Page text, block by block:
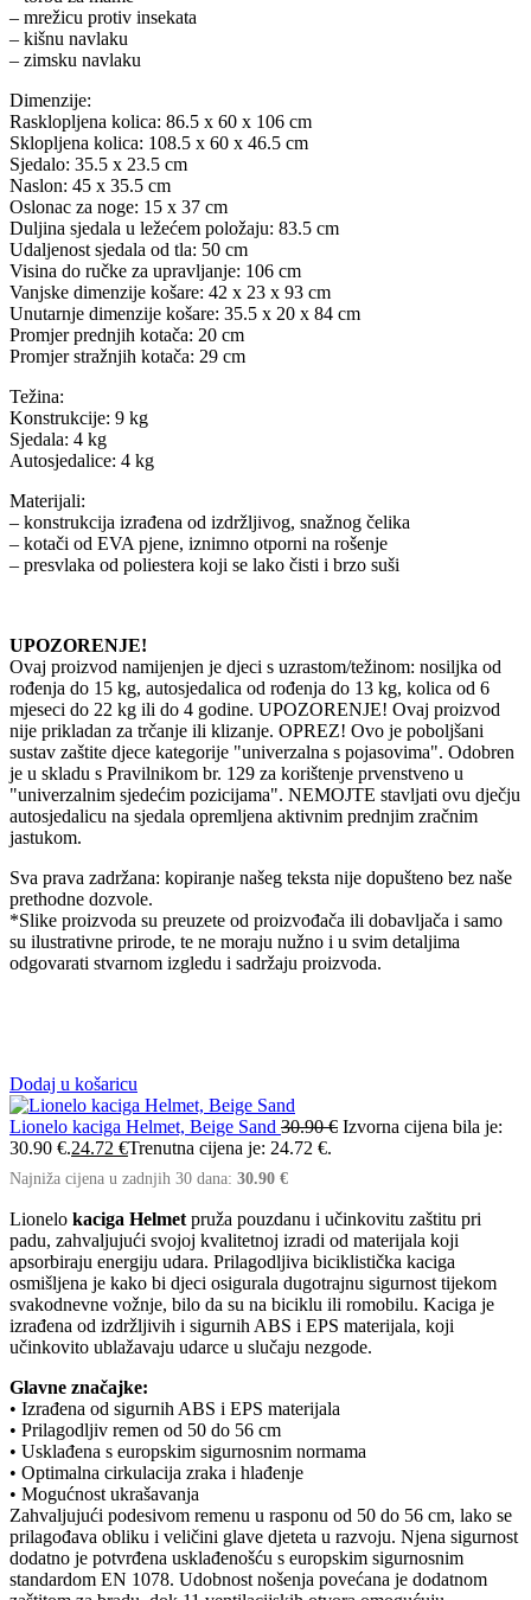
– mrežicu protiv insekata
– kišnu navlaku
– zimsku navlaku
Dimenzije:
Rasklopljena kolica: 86.5 x 60 x 106 cm
Sklopljena kolica: 108.5 x 60 x 46.5 cm
Sjedalo: 35.5 x 23.5 cm
Naslon: 45 x 35.5 cm
Oslonac za noge: 15 x 37 cm
Duljina sjedala u ležećem položaju: 83.5 cm
Udaljenost sjedala od tla: 50 cm
Visina do ručke za upravljanje: 106 cm
Vanjske dimenzije košare: 42 x 23 x 93 cm
Unutarnje dimenzije košare: 35.5 x 20 x 84 cm
Promjer prednjih kotača: 20 cm
Promjer stražnjih kotača: 29 cm
Težina:
Konstrukcije: 9 kg
Sjedala: 4 kg
Autosjedalice: 4 kg
Materijali:
– konstrukcija izrađena od izdržljivog, snažnog čelika
– kotači od EVA pjene, iznimno otporni na rošenje
– presvlaka od poliestera koji se lako čisti i brzo suši
UPOZORENJE!
Ovaj proizvod namijenjen je djeci s uzrastom/težinom: nosiljka od
rođenja do 15 kg, autosjedalica od rođenja do 13 kg, kolica od 6
mjeseci do 22 kg ili do 4 godine. UPOZORENJE! Ovaj proizvod
nije prikladan za trčanje ili klizanje. OPREZ! Ovo je poboljšani
sustav zaštite djece kategorije "univerzalna s pojasovima". Odobren
je u skladu s Pravilnikom br. 129 za korištenje prvenstveno u
"univerzalnim sjedećim pozicijama". NEMOJTE stavljati ovu dječju
autosjedalicu na sjedala opremljena aktivnim prednjim zračnim
jastukom.
Sva prava zadržana: kopiranje našeg teksta nije dopušteno bez naše
prethodne dozvole.
*Slike proizvoda su preuzete od proizvođača ili dobavljača i samo
su ilustrativne prirode, te ne moraju nužno i u svim detaljima
odgovarati stvarnom izgledu i sadržaju proizvoda.
Dodaj u košaricu
Lionelo kaciga Helmet, Beige Sand 30.90€ Izvorna cijena bila je:
30.90 €.24.72 €Trenutna cijena je: 24.72 €.
Najniža cijena u zadnjih 30 dana: 30.90 €
Lionelo kaciga Helmet pruža pouzdanu i učinkovitu zaštitu pri
padu, zahvaljujući svojoj kvalitetnoj izradi od materijala koji
apsorbiraju energiju udara. Prilagodljiva biciklistička kaciga
osmišljena je kako bi djeci osigurala dugotrajnu sigurnost tijekom
svakodnevne vožnje, bilo da su na biciklu ili romobilu. Kaciga je
izrađena od izdržljivih i sigurnih ABS i EPS materijala, koji
učinkovito ublažavaju udarce u slučaju nezgode.
Glavne značajke:
• Izrađena od sigurnih ABS i EPS materijala
• Prilagodljiv remen od 50 do 56 cm
• Usklađena s europskim sigurnosnim normama
• Optimalna cirkulacija zraka i hlađenje
• Mogućnost ukrašavanja
Zahvaljujući podesivom remenu u rasponu od 50 do 56 cm, lako se
prilagođava obliku i veličini glave djeteta u razvoju. Njena sigurnost
dodatno je potvrđena usklađenošću s europskim sigurnosnim
standardom EN 1078. Udobnost nošenja povećana je dodatnom